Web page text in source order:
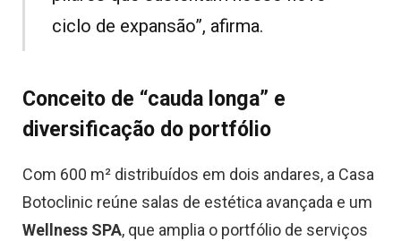
ciclo de expansão”, afirma.
Conceito de “cauda longa” e
diversificação do portfólio
Com 600 m² distribuídos em dois andares, a Casa
Botoclinic reúne salas de estética avançada e um
Wellness SPA, que amplia o portfólio de serviços